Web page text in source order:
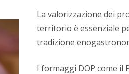
La valorizzazione dei
territorio è essenziale
tradizione
I formaggi DOP come il